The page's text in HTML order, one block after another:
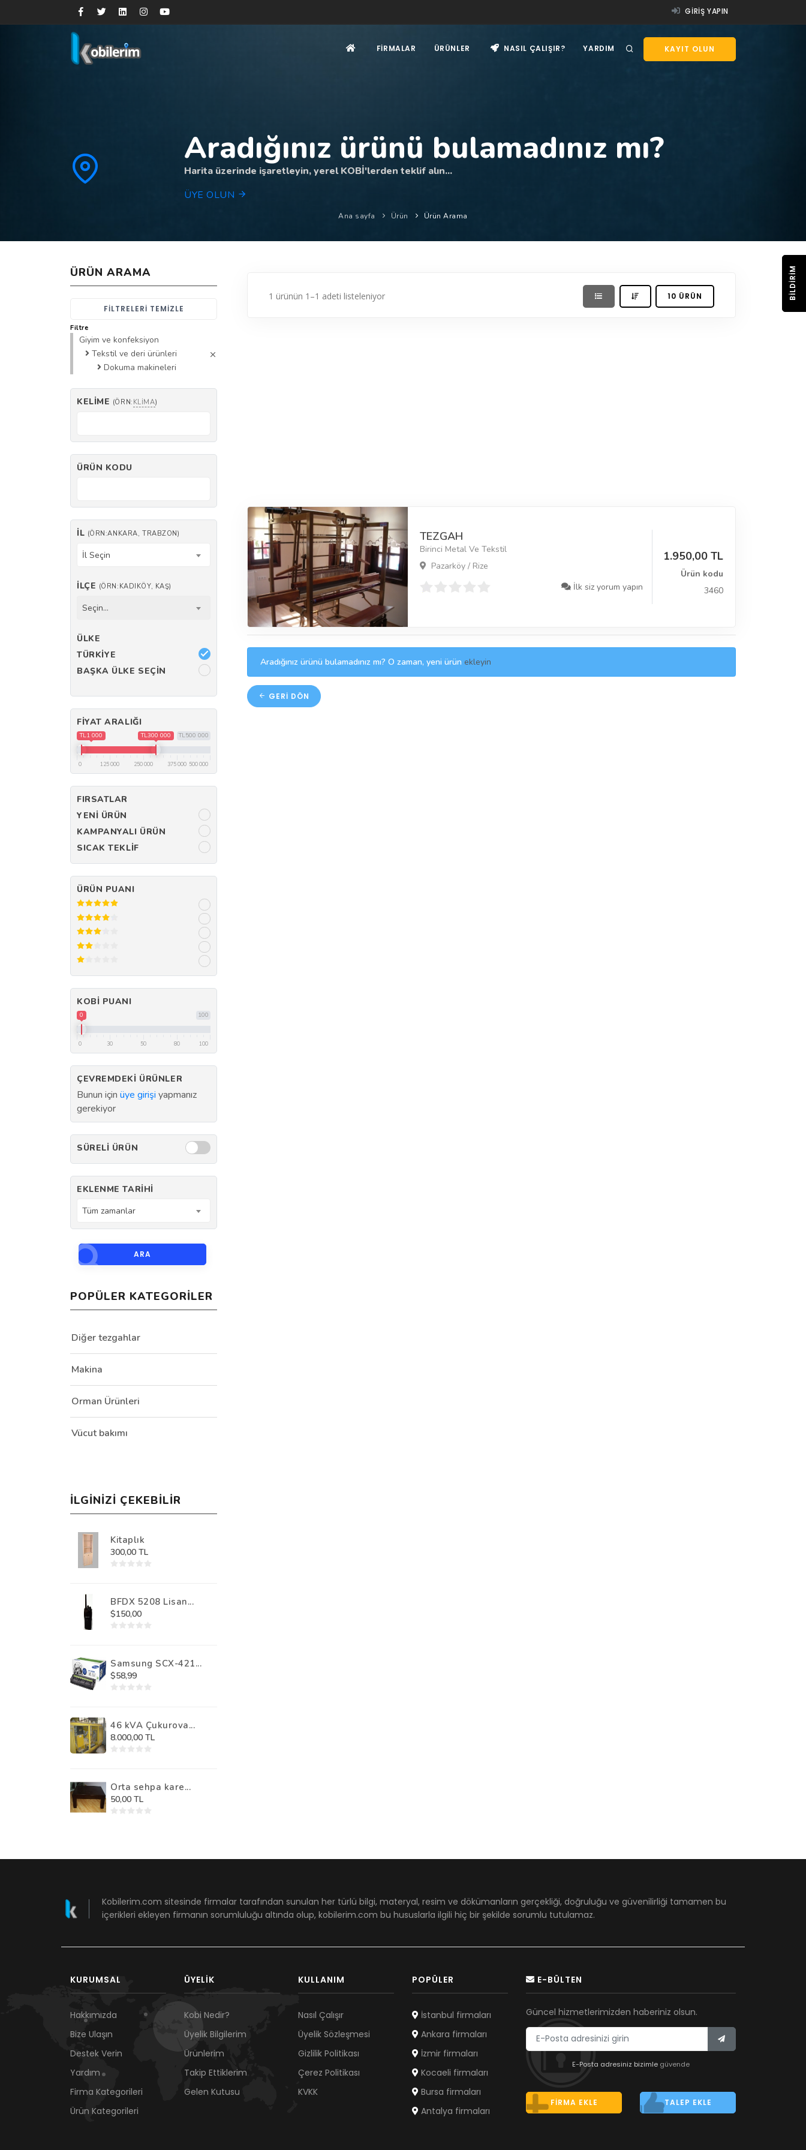
GIRIŞ YAPIN
KAYIT OLUN
FIRMALAR ÜRÜNLER NASIL ÇALIŞIR? YARDIM
Aradığınız ürünü bulamadınız mı?
Harita üzerinde işaretleyin, yerel KOBİ'lerden teklif alın...
ÜYE OLUN
Ana sayfa Ürün Ürün Arama
1 ürünün 1–1 adeti listeleniyor 10 ÜRÜN
TEZGAH
Birinci Metal Ve Tekstil
Pazarköy / Rize
İlk siz yorum yapın
1.950,00 TL
Ürün kodu
3460
Aradığınız ürünü bulamadınız mı? O zaman, yeni ürün ekleyin
GERI DÖN
ÜRÜN ARAMA
FILTRELERI TEMIZLE
Filtre
Giyim ve konfeksiyon
Tekstil ve deri ürünleri
Dokuma makineleri
KELIME (ÖRN: KLIMA)
ÜRÜN KODU
İL (ÖRN:ANKARA, TRABZON)
İl Seçin
İLÇE (ÖRN:KADIKÖY, KAŞ)
Seçin...
ÜLKE
TÜRKIYE
BAŞKA ÜLKE SEÇIN
FIYAT ARALIĞI
TL500 000
TL1 000 TL300 000
0 125 000 250 000 375 000 500 000
FIRSATLAR
YENI ÜRÜN
KAMPANYALI ÜRÜN
SICAK TEKLIF
ÜRÜN PUANI
KOBI PUANI
100
0
0 30 50 80 100
ÇEVREMDEKI ÜRÜNLER
Bunun için üye girişi yapmanız
gerekiyor
SÜRELI ÜRÜN
EKLENME TARIHI
Tüm zamanlar
ARA
POPÜLER KATEGORILER
Diğer tezgahlar
Makina
Orman Ürünleri
Vücut bakımı
İLGINIZI ÇEKEBILIR
Kitaplık
300,00 TL
BFDX 5208 Lisan...
$150,00
Samsung SCX-421...
$58,99
46 kVA Çukurova...
8.000,00 TL
Orta sehpa kare...
50,00 TL
Kobilerim.com sitesinde firmalar tarafından sunulan her türlü bilgi, materyal, resim ve dökümanların gerçekliği, doğruluğu ve güvenilirliği tamamen bu
içerikleri ekleyen firmanın sorumluluğu altında olup, kobilerim.com bu hususlarla ilgili hiç bir şekilde sorumlu tutulamaz.
KURUMSAL
Hakkımızda
Bize Ulaşın
Destek Verin
Yardım
Firma Kategorileri
Ürün Kategorileri
ÜYELIK
Kobi Nedir?
Üyelik Bilgilerim
Ürünlerim
Takip Ettiklerim
Gelen Kutusu
KULLANIM
Nasıl Çalışır
Üyelik Sözleşmesi
Gizlilik Politikası
Çerez Politikası
KVKK
POPÜLER
İstanbul firmaları
Ankara firmaları
İzmir firmaları
Kocaeli firmaları
Bursa firmaları
Antalya firmaları
E-BÜLTEN
Güncel hizmetlerimizden haberiniz olsun.
E-Posta adresiniz bizimle güvende
FIRMA EKLE TALEP EKLE
BILDIRIM